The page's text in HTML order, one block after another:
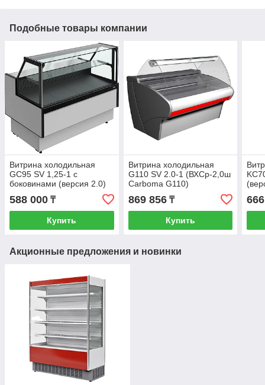
Подобные товары компании
Витрина холодильная
GC95 SV 1,25-1 с
боковинами (версия 2.0)
(9006-9005)
588 000 ₸
Купить
Витрина холодильная
G110 SV 2.0-1 (ВХСр-2,0ш
Carboma G110)
869 856₸
Купить
Акционные предложения и новинки